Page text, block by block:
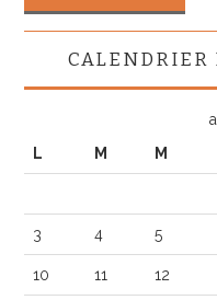
CALENDRIER
L
M M
3 4 5
10 11 12